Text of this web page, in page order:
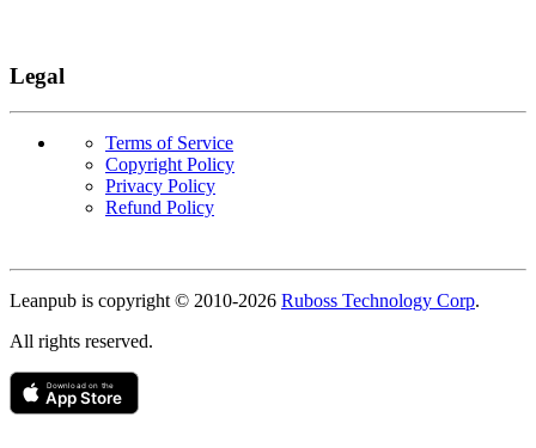
Legal
Terms of Service
Copyright Policy
Privacy Policy
Refund Policy
Leanpub is copyright © 2010-2026 Ruboss Technology Corp.
All rights reserved.